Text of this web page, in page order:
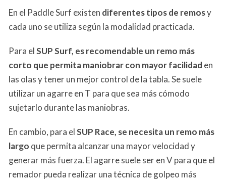
En el Paddle Surf existen diferentes tipos de remosy
cada uno se utiliza según la modalidad practicada.
Para elSUP Surf, es recomendable un remo más
corto que permita maniobrar con mayor facilidad en
las olas y tener un mejor control de la tabla. Se suele
utilizar un agarre en T para que sea más cómodo
sujetarlo durante las maniobras.
En cambio, para elSUP Race, se necesita un remo más
largo que permita alcanzar una mayor velocidad y
generar más fuerza. El agarre suele ser en V para que el
remador pueda realizar una técnica de golpeo más